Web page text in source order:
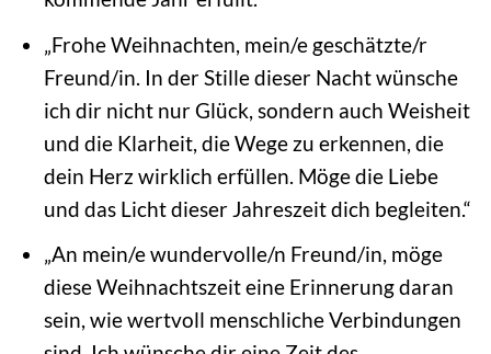
„Frohe Weihnachten, mein/e geschätzte/r
Freund/in. In der Stille dieser Nacht wünsche
ich dir nicht nur Glück, sondern auch Weisheit
und die Klarheit, die Wege zu erkennen, die
dein Herz wirklich erfüllen. Möge die Liebe
und das Licht dieser Jahreszeit dich begleiten.“
„An mein/e wundervolle/n Freund/in, möge
diese Weihnachtszeit eine Erinnerung daran
sein, wie wertvoll menschliche Verbindungen